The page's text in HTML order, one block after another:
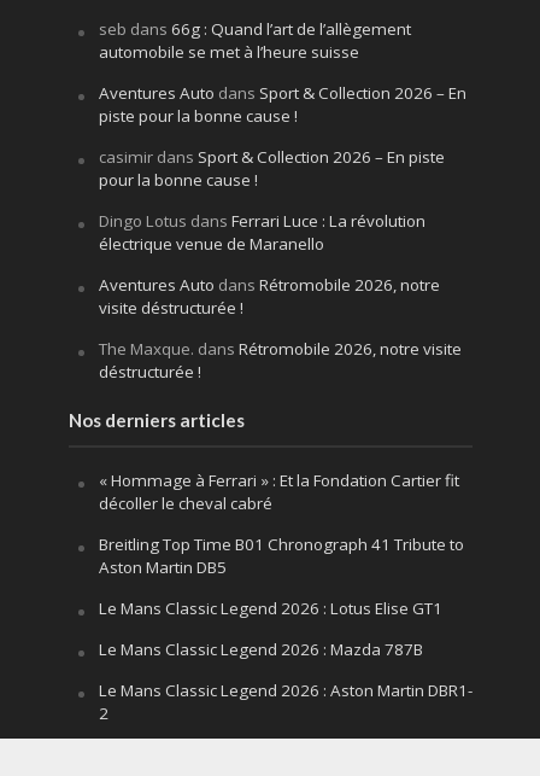
seb dans 66g : Quand l’art de l’allègement
automobile se met à l’heure suisse
Aventures Auto dans Sport & Collection 2026 – En
piste pour la bonne cause !
casimirdans Sport & Collection 2026 – En piste
pour la bonne cause !
Dingo Lotus dans Ferrari Luce : La révolution
électrique venue de Maranello
Aventures Auto dans Rétromobile 2026, notre
visite déstructurée !
The Maxque. dans Rétromobile 2026, notre visite
déstructurée !
Nos derniers articles
« Hommage à Ferrari » : Et la Fondation Cartier fit
décoller le cheval cabré
Breitling Top Time B01 Chronograph 41 Tribute to
Aston Martin DB5
Le Mans Classic Legend 2026 : Lotus Elise GT1
Le Mans Classic Legend 2026 : Mazda 787B
Le Mans Classic Legend 2026 : Aston Martin DBR1-
2